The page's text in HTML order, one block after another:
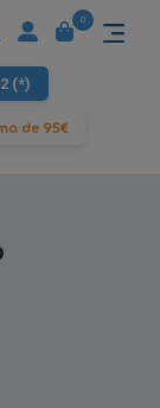
(*)
de 95€
0